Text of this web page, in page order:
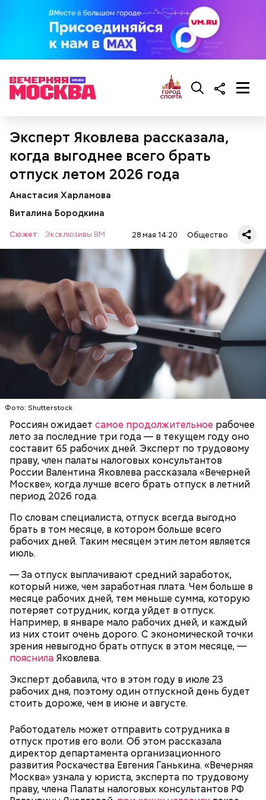
Эксперт Яковлева рассказала,
когда выгоднее всего брать
отпуск летом 2026 года
Анастасия Харламова
Виталина Бородкина
Сюжет: Эксклюзивы ВМ 28 мая 14:20 Общество
Фото: Shutterstock
Россиян ожидает самое продолжительное рабочее
лето за последние три года — в текущем году оно
составит 65 рабочих дней. Эксперт по трудовому
праву, член палаты налоговых консультантов
России Валентина Яковлева рассказала «Вечерней
Москве», когда лучше всего брать отпуск в летний
период 2026 года.
По словам специалиста, отпуск всегда выгодно
брать в том месяце, в котором больше всего
рабочих дней. Таким месяцем этим летом является
июль.
— За отпуск выплачивают средний заработок,
который ниже, чем заработная плата. Чем больше в
месяце рабочих дней, тем меньше сумма, которую
потеряет сотрудник, когда уйдет в отпуск.
Например, в январе мало рабочих дней, и каждый
из них стоит очень дорого. С экономической точки
зрения невыгодно брать отпуск в этом месяце, —
пояснила Яковлева.
Эксперт добавила, что в этом году в июле 23
рабочих дня, поэтому один отпускной день будет
стоить дороже, чем в июне и августе.
Работодатель может отправить сотрудника в
отпуск против его воли. Об этом рассказала
директор департамента организационного
развития Роскачества Евгения Ганькина. «Вечерняя
Москва» узнала у юриста, эксперта по трудовому
праву, члена Палаты налоговых консультантов РФ
— Кабачки, порезанные кубиками, нужно легко
обжарить на сковороде. К ним добавляются зелень
петрушки, чеснок, соль и оливковое масло.
Получается очень вкусно, — поделился рецептом
Копылов.
Спагетти из кабачков
Ингредиенты:
растительное масло;
помидоры черри либо грунтовые.
— В дыне содержится много сахара, который
представлен фруктозой. С одной стороны — это
хорошо, потому что дает энергию. Но важно
помнить, что сладкими дынями не нужно сильно
увлекаться, так же как и арбузами, людям с
сахарным диабетом и лишним весом, —
подчеркнула доктор.
Терапевт Кондрахин назвал
продукты и напитки, которые
выводят токсины из организма
Ранние плоды, по словам врача, лучше не есть:
беременным, кормящим женщинам;
людям с ослабленной иммунной системой;
детям.
предостерегла Соломатина.
Чистит сосуды и защищает от
рака: чем полезен кресс-салат